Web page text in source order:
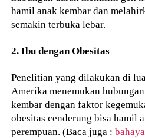
hamil anak kembar dan
semakin terbuka lebar.
2. Ibu dengan Obesitas
Penelitian yang dilakukan di
Amerika menemukan
kembar dengan faktor
obesitas cenderung bisa hamil
perempuan. (Baca juga :